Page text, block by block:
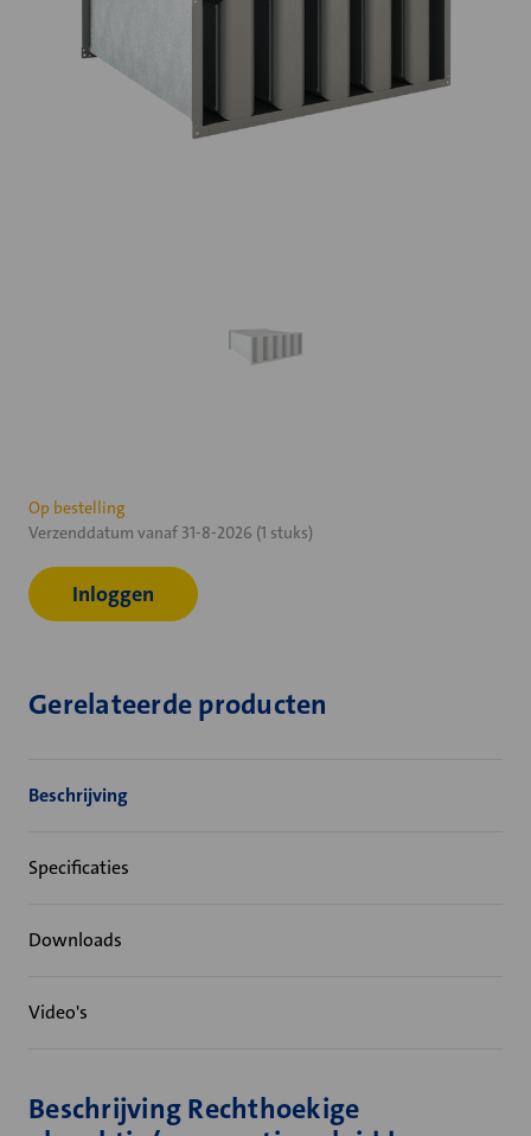
Huidige
voorraad:
Op bestelling
Verzenddatum vanaf 31-8-2026 (1 stuks)
Inloggen
Gerelateerde producten
Beschrijving
Specificaties
Downloads
Video's
Beschrijving Rechthoekige